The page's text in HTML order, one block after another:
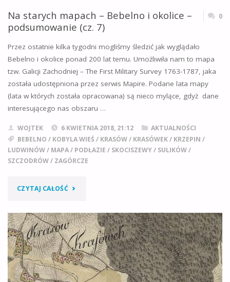
Na starych mapach – Bebelno i okolice –
podsumowanie (cz. 7)
0
Przez ostatnie kilka tygodni mogliśmy śledzić jak wyglądało
Bebelno i okolice ponad 200 lat temu. Umożliwiła nam to mapa
tzw. Galicji Zachodniej – The First Military Survey 1763-1787, jaka
została udostępniona przez serwis Mapire. Podane lata mapy
(lata w których została opracowana) są nieco mylące, gdyż dane
interesującego nas obszaru …
WOJTEK 6 KWIETNIA 2018, 21:12
AKTUALNOŚCI
BEBELNO / KOBYLA WIEŚ / KRASÓW/ KRASÓWEK/ KRZEPIN /
LUDWINÓW/ MAPA/ PODŁAZIE / SKOCISZEWY/ SULIKÓW/
SZCZODRÓW/ ZAGÓRCZE
CZYTAJ CAŁOŚĆ"NA
MAPACH
–
BEBELNO